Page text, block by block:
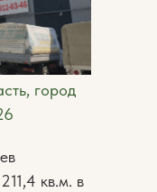
город
кв.м. в